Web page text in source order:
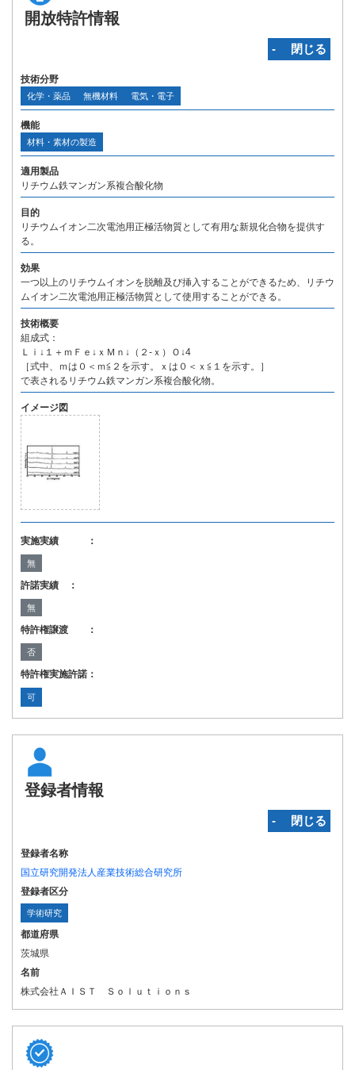
開放特許情報
‐ 閉じる
技術分野
化学・薬品 無機材料 電気・電子
機能
材料・素材の製造
適用製品
リチウム鉄マンガン系複合酸化物
目的
リチウムイオン二次電池用正極活物質として有用な新規化合物を提供す
る。
効果
一つ以上のリチウムイオンを脱離及び挿入することができるため、リチウ
ムイオン二次電池用正極活物質として使用することができる。
技術概要
組成式：
Ｌｉ↓１＋ｍＦｅ↓ｘＭｎ↓（２-ｘ）Ｏ↓4
［式中、ｍは０＜ｍ≦２を示す。ｘは０＜ｘ≦１を示す。］
で表されるリチウム鉄マンガン系複合酸化物。
イメージ図
実施実績 ：
無
許諾実績 ：
無
特許権譲渡 ：
否
特許権実施許諾：
可
登録者情報
‐ 閉じる
登録者名称
国立研究開発法人産業技術総合研究所
登録者区分
学術研究
都道府県
茨城県
名前
株式会社ＡＩＳＴ Ｓｏｌｕｔｉｏｎｓ